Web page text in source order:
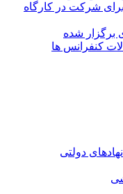
شرکت در کارگاه
شده
کنفرانس ها
دولتی